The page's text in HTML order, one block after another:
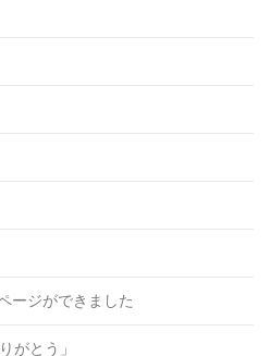
ージができました
がとう」